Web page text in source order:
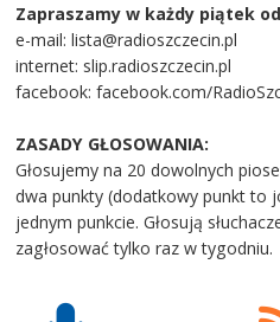
Zapraszamy w każdy piątek od
e-mail: lista@radioszczecin.pl
internet: slip.radioszczecin.pl
facebook: facebook.com/
ZASADY GŁOSOWANIA:
Głosujemy na 20 dowolnych
dwa punkty (dodatkowy punkt to
jednym punkcie. Głosują
zagłosować tylko raz w tygodniu.